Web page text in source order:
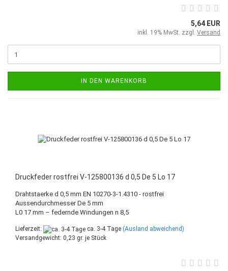
5,64 EUR
inkl. 19% MwSt. zzgl. Versand
IN DEN WARENKORB
Druckfeder rostfrei V-125800136 d 0,5 De 5 Lo 17
Drahtstaerke d 0,5 mm EN 10270-3-1.4310 - rostfrei
Aussendurchmesser De 5 mm
L0 17 mm – federnde Windungen n 8,5
Lieferzeit: ca. 3-4 Tage (Ausland abweichend)
Versandgewicht: 0,23 gr. je Stück